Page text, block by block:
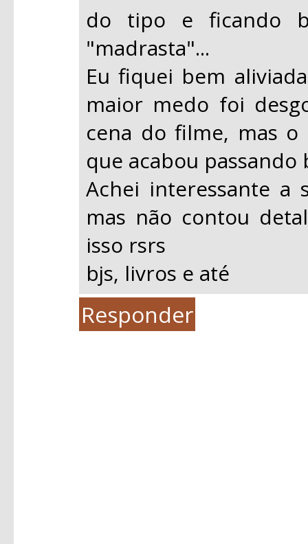
do tipo e ficando
"madrasta"...
Eu fiquei bem
maior medo foi
cena do filme, mas
que acabou passando
Achei interessante a
mas não contou
isso rsrs
bjs, livros e até
Responder